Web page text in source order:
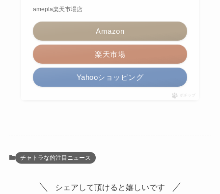
amepla楽天市場店
Amazon
楽天市場
Yahooショッピング
ポチップ
チャトラな的注目ニュース
シェアして頂けると嬉しいです